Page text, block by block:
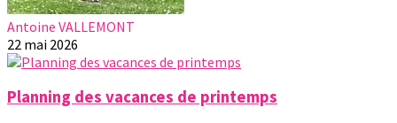
Antoine VALLEMONT
22 mai 2026
Planning des vacances de printemps